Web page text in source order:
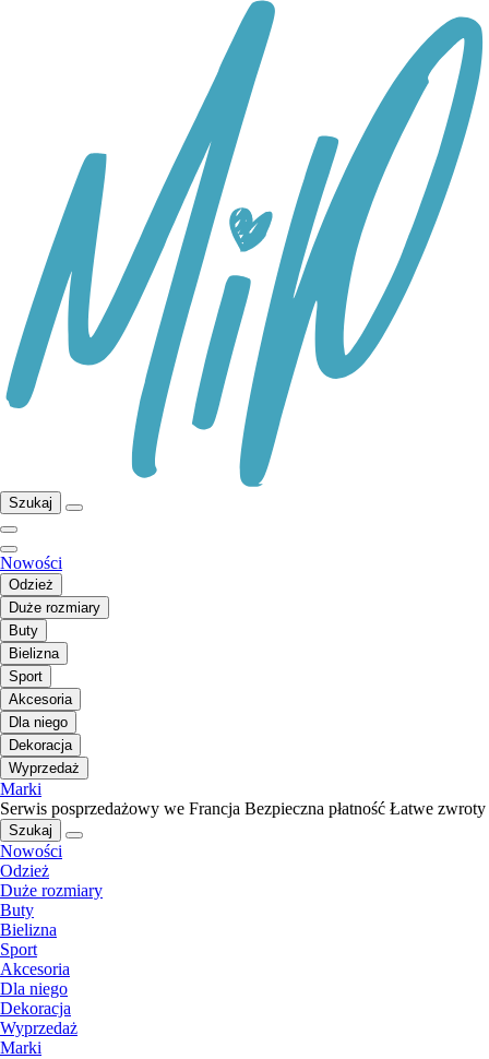
Szukaj
Nowości
Odzież
Duże rozmiary
Buty
Bielizna
Sport
Akcesoria
Dla niego
Dekoracja
Wyprzedaż
Marki
Serwis posprzedażowy we Francja Bezpieczna płatność Łatwe zwroty
Szukaj
Nowości
Odzież
Duże rozmiary
Buty
Bielizna
Sport
Akcesoria
Dla niego
Dekoracja
Wyprzedaż
Marki